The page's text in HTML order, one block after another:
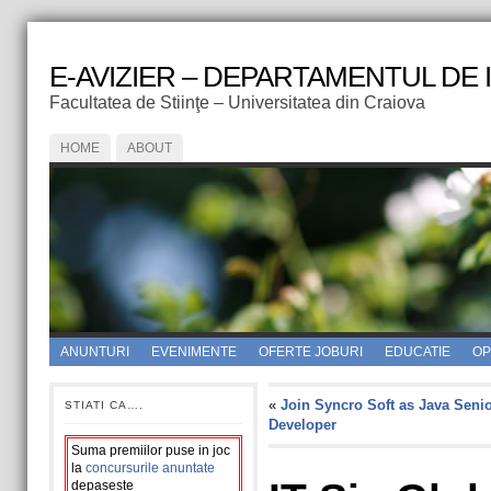
E-AVIZIER – DEPARTAMENTUL DE
Facultatea de Stiinţe – Universitatea din Craiova
HOME ABOUT
ANUNTURI EVENIMENTE OFERTE JOBURI EDUCATIE
STIATI CA….
Suma premiilor puse in joc
la concursurile anuntate
depaseste
« Join Syncro Soft as Java
Developer